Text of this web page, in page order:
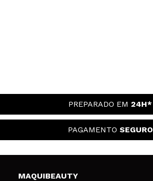
PREPARADO EM 24H*
PAGAMENTO SEGURO
MAQUIBEAUTY